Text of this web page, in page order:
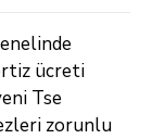
ücreti
Tse
zorunlu